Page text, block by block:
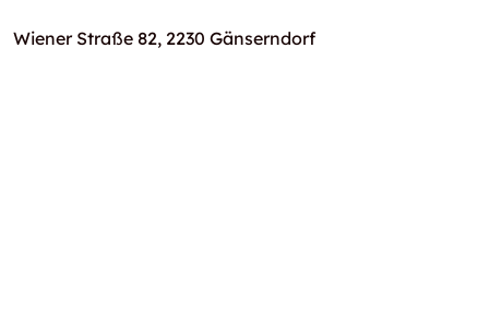
Wiener Straße 82, 2230 Gänserndorf